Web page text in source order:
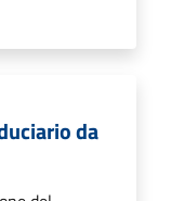
da